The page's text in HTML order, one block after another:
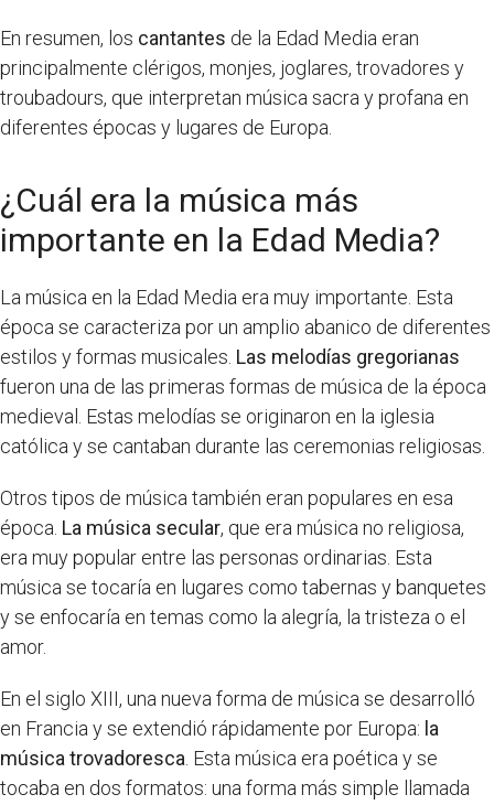
En resumen, los cantantes de la Edad Media eran
principalmente clérigos, monjes, joglares, trovadores y
troubadours, que interpretan música sacra y profana en
diferentes épocas y lugares de Europa.
¿Cuál era la música más
importante en la Edad Media?
La música en la Edad Media era muy importante. Esta
época se caracteriza por un amplio abanico de diferentes
estilos y formas musicales. Las melodías gregorianas
fueron una de las primeras formas de música de la época
medieval. Estas melodías se originaron en la iglesia
católica y se cantaban durante las ceremonias religiosas.
Otros tipos de música también eran populares en esa
época. La música secular, que era música no religiosa,
era muy popular entre las personas ordinarias. Esta
música se tocaría en lugares como tabernas y banquetes
y se enfocaría en temas como la alegría, la tristeza o el
amor.
En el siglo XIII, una nueva forma de música se desarrolló
en Francia y se extendió rápidamente por Europa: la
música trovadoresca . Esta música era poética y se
tocaba en dos formatos: una forma más simple llamada